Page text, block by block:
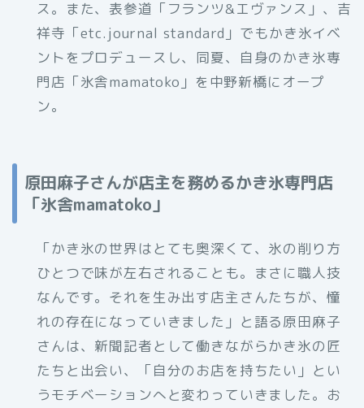
ス。また、表参道「フランツ&エヴァンス」、吉
祥寺「etc.journal standard」でもかき氷イベ
ントをプロデュースし、同夏、自身のかき氷専
門店「氷舎mamatoko」を中野新橋にオープ
ン。
原田麻子さんが店主を務めるかき氷専門店
「氷舎mamatoko」
「かき氷の世界はとても奥深くて、氷の削り方
ひとつで味が左右されることも。まさに職人技
なんです。それを生み出す店主さんたちが、憧
れの存在になっていきました」と語る原田麻子
さんは、新聞記者として働きながらかき氷の匠
たちと出会い、「自分のお店を持ちたい」とい
うモチベーションへと変わっていきました。お